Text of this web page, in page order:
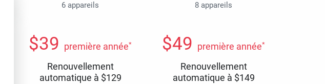
6 appareils 8 appareils
$39 première année*
Renouvellement
automatique à $129
$49 première année*
Renouvellement
automatique à $149